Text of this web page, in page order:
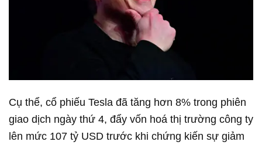
Cụ thể, cổ phiếu Tesla đã tăng hơn 8% trong phiên
giao dịch ngày thứ 4, đẩy vốn hoá thị trường công ty
lên mức 107 tỷ USD trước khi chứng kiến sự giảm